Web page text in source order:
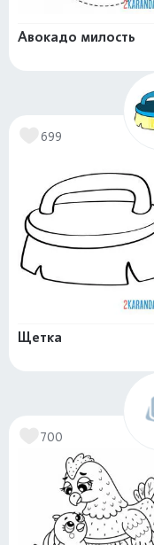
Авокадо милость
699
Щетка
700